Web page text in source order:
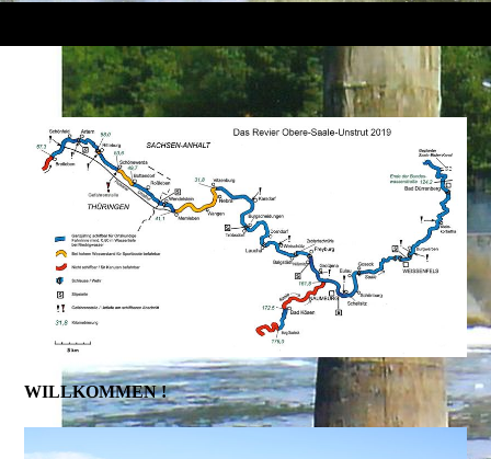
WILLKOMMEN !